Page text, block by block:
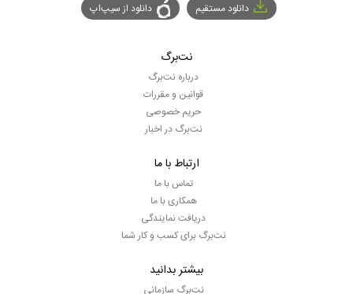
دانلود مستقیم دانلود از سیپ‌اپ
نت‌برگ
درباره نت‌برگ
قوانین و مقررات
حریم خصوصی
نت‌برگ در اخبار
ارتباط با ما
تماس با ما
همکاری با ما
دریافت نمایندگی
نت‌برگ برای کسب و کار شما
بیشتر بدانید
نت‌برگ سازمانی